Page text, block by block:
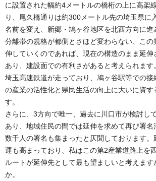
に設置された幅約4メートルの橋桁の上に高架
り、尾久橋通りは約300メートル先の埼玉県に
名前を変え、新郷・鳩ヶ谷地区を北西方向に進
分離帯の規格が都側とさほど変わらない、この
伸していくのであれば、現在の構造のまま延
あり、建設面での有利さがあると考えられます
埼玉高速鉄道が走っており、鳩ヶ谷駅等での
の産業の活性化と県民生活の向上に大いに資す
す。
さらに、3方向で唯一、過去に川口市が検討し
あり、地域住民の間では延伸を求めて再び署名
数千人の署名も集まったと仄聞しております
運も高まっており、私はこの第2産業道路上を
ルートが延伸先として最も望ましいと考えます
か。